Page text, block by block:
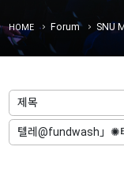
HOME Forum SNU